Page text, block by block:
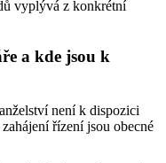
vyplývá z konkrétní
a kde jsou k
není k dispozici
řízení jsou obecné